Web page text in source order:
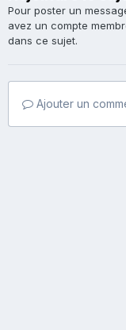
Pour poster un
avez un compte
dans ce sujet.
Ajouter un